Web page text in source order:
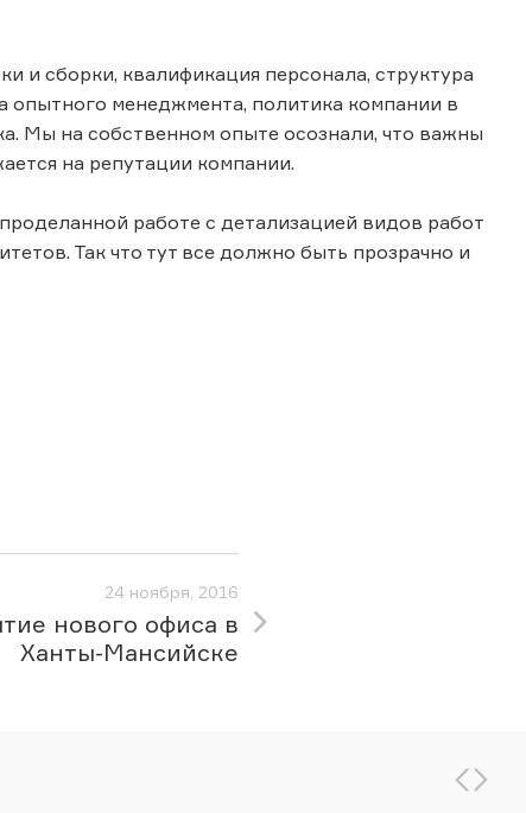
и сборки, квалификация персонала, структура
опытного менеджмента, политика компании в
Мы на собственном опыте осознали, что важны
на репутации компании.
работе с детализацией видов работ
Так что тут все должно быть прозрачно и
24 ноября, 2016
нового офиса в
Ханты-Мансийске